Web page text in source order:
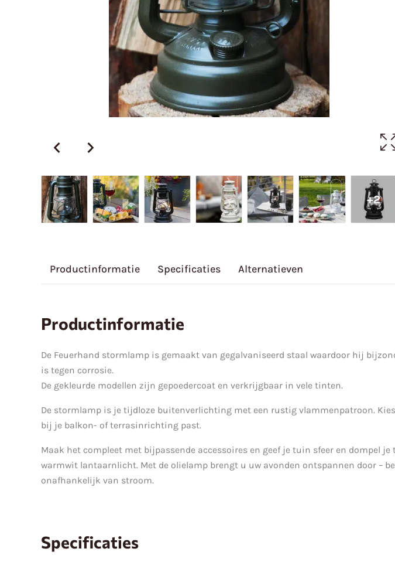
+2
Productinformatie Specificaties Alternatieven
Productinformatie
De Feuerhand stormlamp is gemaakt van gegalvaniseerd staal waardoor hij
is tegen corrosie.
De gekleurde modellen zijn gepoedercoat en verkrijgbaar in vele tinten.
De stormlamp is je tijdloze buitenverlichting met een rustig vlammenpatroon.
bij je balkon- of terrasinrichting past.
Maak het compleet met bijpassende accessoires en geef je tuin sfeer en dompel
warmwit lantaarnlicht. Met de olielamp brengt u uw avonden ontspannen door –
onafhankelijk van stroom.
Specificaties